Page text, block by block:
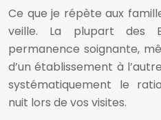
Ce que je répète aux
veille. La plupart des
permanence soignante,
d’un établissement à
systématiquement le
nuit lors de vos visites.